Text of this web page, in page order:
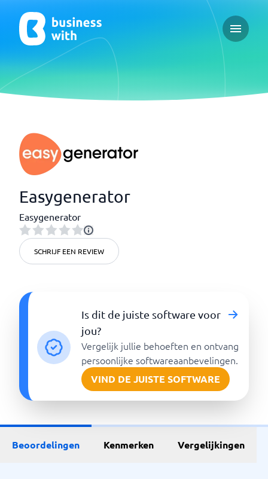
Open
Easygenerator
Easygenerator
SCHRIJF EEN REVIEW
Is dit de juiste software voor
jou?
Vergelijk jullie behoeften en ontvang
persoonlijke softwareaanbevelingen.
VIND DE JUISTE SOFTWARE
Beoordelingen Kenmerken Vergelijkingen